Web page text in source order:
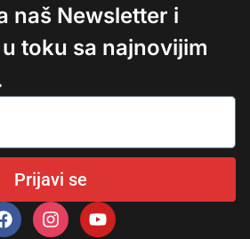
naš Newsletter i
toku sa najnovijim
Prijavi se